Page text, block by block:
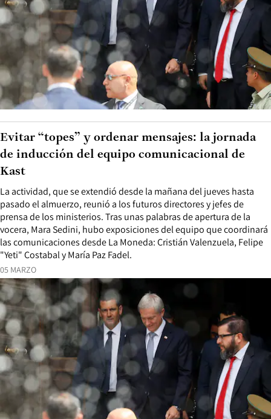
05 MARZO
La actividad, que se extendió desde la mañana del jueves hasta
pasado el almuerzo, reunió a los futuros directores y jefes de
prensa de los ministerios. Tras unas palabras de apertura de la
vocera, Mara Sedini, hubo exposiciones del equipo que coordinará
las comunicaciones desde La Moneda: Cristián Valenzuela, Felipe
"Yeti" Costabal y María Paz Fadel.
Evitar “topes” y ordenar mensajes: la jornada
de inducción del equipo comunicacional de
Kast